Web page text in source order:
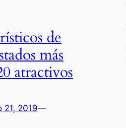
de
más
atractivos
21, 2019—